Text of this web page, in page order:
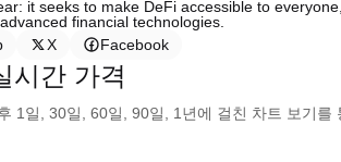
it seeks to make DeFi accessible to
financial technologies.
X Facebook
시간 가격
1일, 30일, 60일, 90일, 1년에 걸친 차트 보기